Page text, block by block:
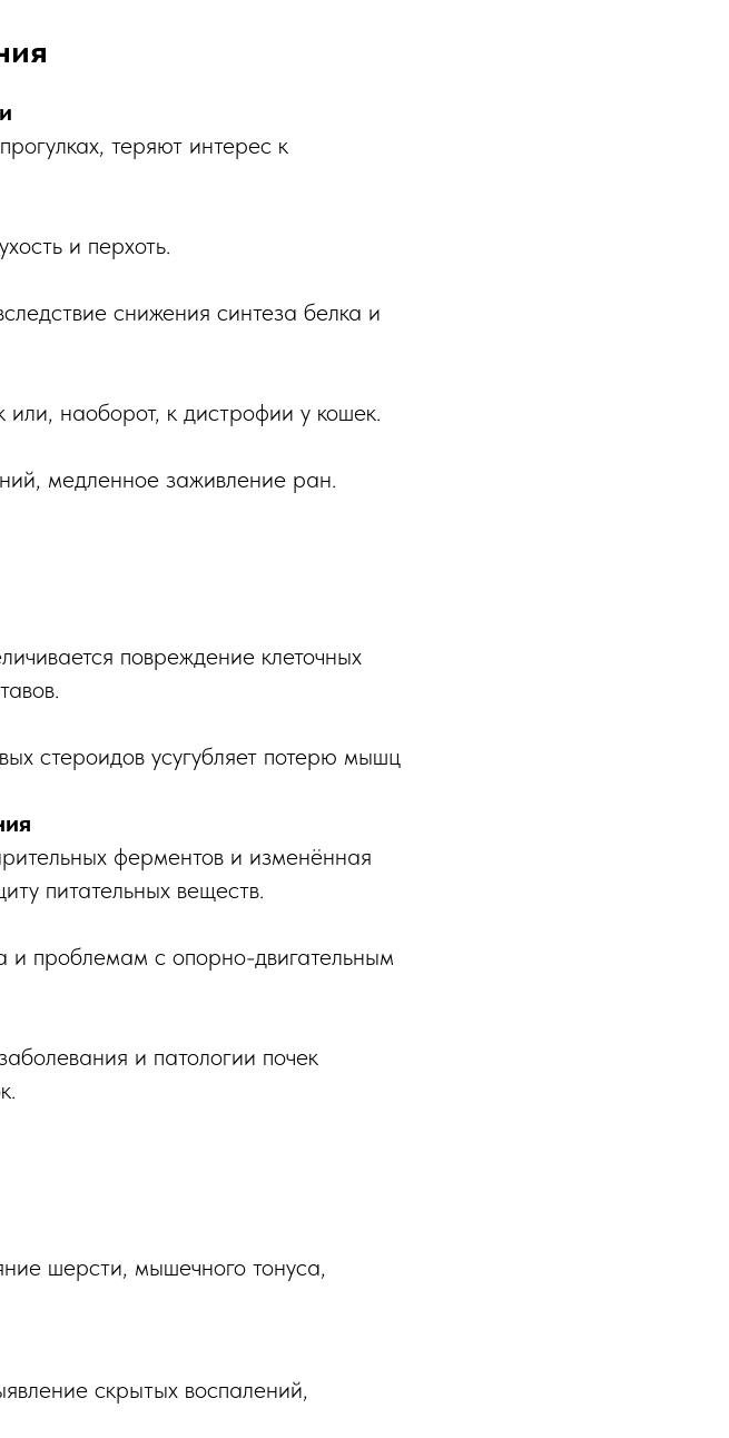
теряют интерес к
и перхоть.
снижения синтеза белка и
наоборот, к дистрофии у кошек.
медленное заживление ран.
повреждение клеточных
стероидов усугубляет потерю мышц
ферментов и изменённая
питательных веществ.
и проблемам с опорно-двигательным
и патологии почек
шерсти, мышечного тонуса,
скрытых воспалений,